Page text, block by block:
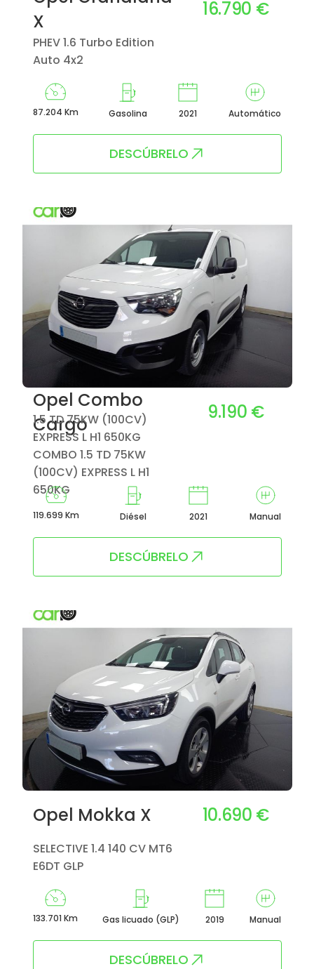
X
PHEV 1.6 Turbo Edition
Auto 4x2
16.790 €
87.204 Km Gasolina 2021 Automático
DESCÚBRELO
Opel Combo
Cargo
1.5 TD 75KW (100CV)
EXPRESS L H1 650KG
COMBO 1.5 TD 75KW
(100CV) EXPRESS L H1
650KG
9.190 €
119.699 Km Diésel 2021 Manual
DESCÚBRELO
Opel Mokka X
SELECTIVE 1.4 140 CV MT6
E6DT GLP
10.690 €
133.701 Km Gas licuado (GLP) 2019 Manual
DESCÚBRELO